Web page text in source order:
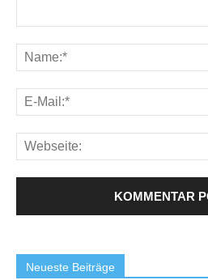
Neueste Beiträge